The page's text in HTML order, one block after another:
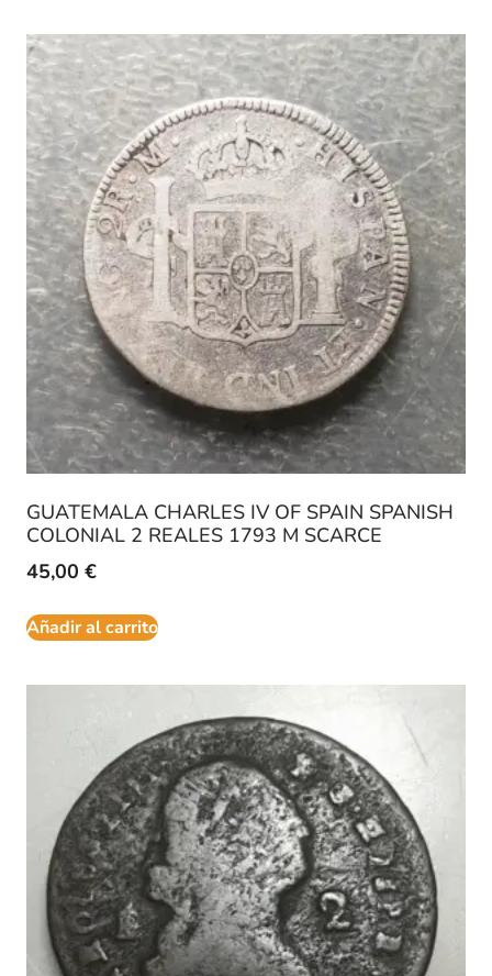
GUATEMALA CHARLES IV OF SPAIN SPANISH
COLONIAL 2 REALES 1793 M SCARCE
45,00 €
Añadir al carrito